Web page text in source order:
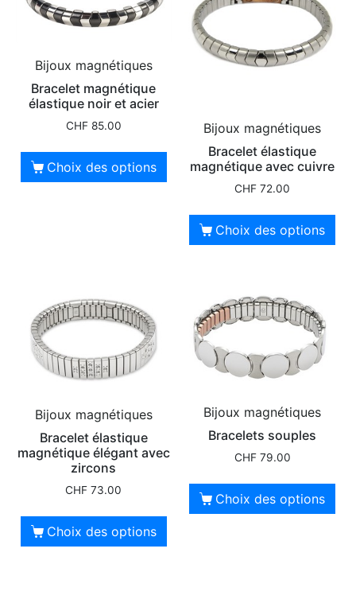
Bijoux magnétiques
Bracelet magnétique
élastique noir et acier
CHF85.00
Choix des options
Bijoux magnétiques
Bracelet élastique
magnétique avec cuivre
CHF 72.00
Choix des options
Bijoux magnétiques
Bracelet élastique
magnétique élégant avec
zircons
CHF 73.00
Choix des options
Bijoux magnétiques
Bracelets souples
CHF79.00
Choix des options